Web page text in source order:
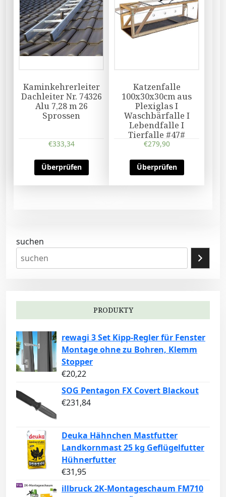
Kaminkehrerleiter
Dachleiter Nr. 74326
Alu 7,28 m 26
Sprossen
€333,34
Überprüfen
Katzenfalle
100x30x30cm aus
Plexiglas I
Waschbärfalle I
Lebendfalle I
Tierfalle #47#
€279,90
Überprüfen
suchen
PRODUKTY
rewagi 3 Set Kipp-Regler für Fenster
Montage ohne zu Bohren, Klemm
Stopper
€20,22
SOG Pentagon FX Covert Blackout
€231,84
Deuka Hähnchen Mastfutter
Landkornmast 25 kg Geflügelfutter
Hühnerfutter
€31,95
illbruck 2K-Montageschaum FM710